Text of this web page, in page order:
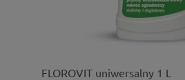
FLOROVIT uniwersalny 1 L